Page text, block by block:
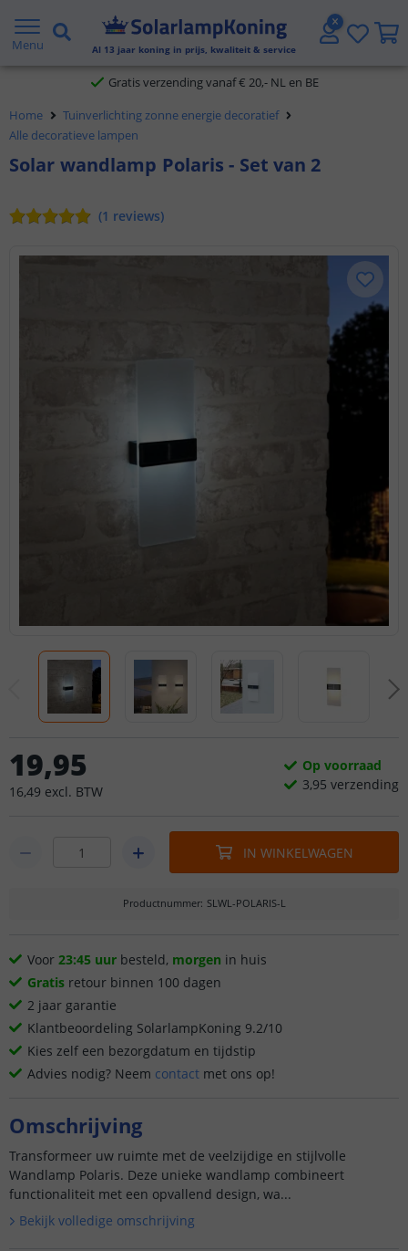
Menu Al 13 jaar koning in prijs, kwaliteit & service
2 jaar garantie
Gratis verzending vanaf € 20,- NL en BE
Klantbeoordeling 9.1
Home
Tuinverlichting zonne energie decoratief
Alle decoratieve lampen
Solar wandlamp Polaris - Set van 2
(1 reviews)
19,95
16,49 excl. BTW
Op voorraad
3,95 verzending
IN WINKELWAGEN
Productnummer: SLWL-POLARIS-L
Voor 23:45 uur besteld, morgen in huis
Gratis retour binnen 100 dagen
2 jaar garantie
Klantbeoordeling SolarlampKoning 9.2/10
Kies zelf een bezorgdatum en tijdstip
Advies nodig? Neem contact met ons op!
Omschrijving
Transformeer uw ruimte met de veelzijdige en stijlvolle
Wandlamp Polaris. Deze unieke wandlamp combineert
functionaliteit met een opvallend design, wa...
Bekijk volledige omschrijving